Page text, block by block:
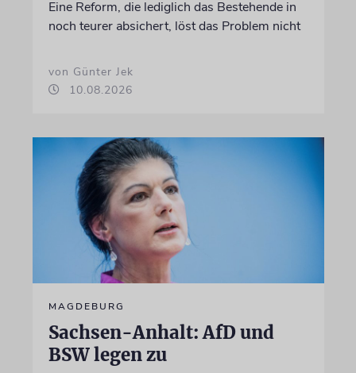
Eine Reform, die lediglich das Bestehende in
noch teurer absichert, löst das Problem nicht
von Günter Jek
10.08.2026
MAGDEBURG
Sachsen-Anhalt: AfD und
BSW legen zu